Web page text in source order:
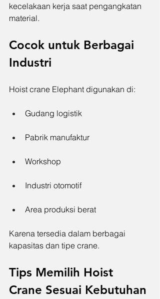
kecelakaan kerja saat pengangkatan
material.
Cocok untuk Berbagai
Industri
Hoist crane Elephant digunakan di:
Gudang logistik
Pabrik manufaktur
Workshop
Industri otomotif
Area produksi berat
Karena tersedia dalam berbagai
kapasitas dan tipe crane.
Tips Memilih Hoist
Crane Sesuai Kebutuhan